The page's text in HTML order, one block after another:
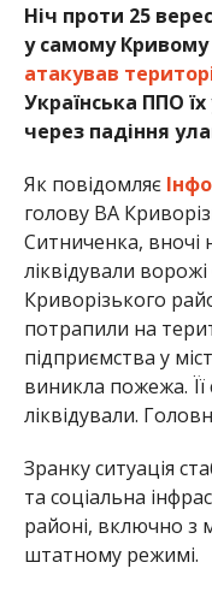
Ніч проти 25
у самому Кривому
атакував
Українська ППО
через падіння
Як повідомляє
голову ВА
Ситниченка, вночі
ліквідували
Криворізького
потрапили на
підприємства у
виникла пожежа.
ліквідували.
Зранку ситуація
та соціальна
районі, включно з
штатному режимі.